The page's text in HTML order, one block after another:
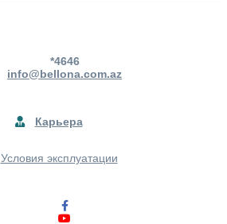
*4646
info@bellona.com.az
Карьера
Условия эксплуатации